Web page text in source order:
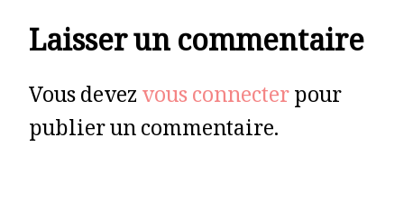
Laisser un commentaire
Vous devezvous connecterpour
publier un commentaire.